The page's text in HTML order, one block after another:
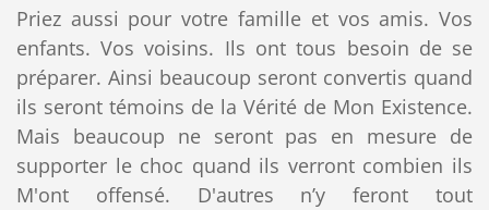
Priez aussi pour votre famille et vos amis. Vos
enfants. Vos voisins. Ils ont tous besoin de se
préparer. Ainsi beaucoup seront convertis quand
ils seront témoins de la Vérité de Mon Existence.
Mais beaucoup ne seront pas en mesure de
supporter le choc quand ils verront combien ils
M'ont offensé. D'autres n’y feront tout